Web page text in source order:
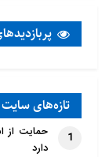
تازه‌‌های سایت
1
حمایت از
دارد